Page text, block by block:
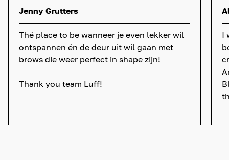
Jenny Grutters
Thé place to be wanneer je even lekker wil
ontspannen én de deur uit wil gaan met
brows die weer perfect in shape zijn!
Thank you team Luff!
I